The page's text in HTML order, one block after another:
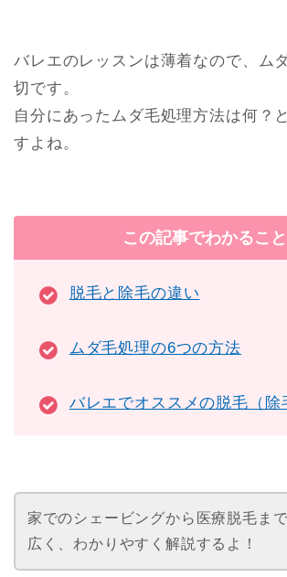
バレエのレッスンは薄着なので、ム
切です。
自分にあったムダ毛処理方法は何？
すよね。
この記事でわかること
脱毛と除毛の違い
ムダ毛処理の6つの方法
バレエでオススメの脱毛（除
家でのシェービングから医療脱毛ま
広く、わかりやすく解説するよ！